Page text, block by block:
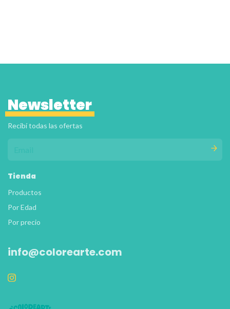
Newsletter
Recibí todas las ofertas
Tienda
Productos
Por Edad
Por precio
info@colorearte.com